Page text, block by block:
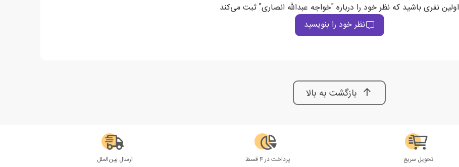
اولین نفری باشید که نظر خود را درباره "خواجه عبدالله انصاری" ثبت می‌کند
نظر خود را بنویسید
بازگشت به بالا
تحویل سریع پرداخت در 4 قسط ارسال بین‌الملل